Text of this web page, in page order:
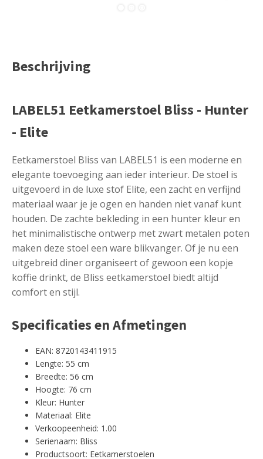
Beschrijving
LABEL51 Eetkamerstoel Bliss - Hunter
- Elite
Eetkamerstoel Bliss van LABEL51 is een moderne en
elegante toevoeging aan ieder interieur. De stoel is
uitgevoerd in de luxe stof Elite, een zacht en verfijnd
materiaal waar je je ogen en handen niet vanaf kunt
houden. De zachte bekleding in een hunter kleur en
het minimalistische ontwerp met zwart metalen poten
maken deze stoel een ware blikvanger. Of je nu een
uitgebreid diner organiseert of gewoon een kopje
koffie drinkt, de Bliss eetkamerstoel biedt altijd
comfort en stijl.
Specificaties en Afmetingen
EAN: 8720143411915
Lengte: 55 cm
Breedte: 56 cm
Hoogte: 76 cm
Kleur: Hunter
Materiaal: Elite
Verkoopeenheid: 1.00
Serienaam: Bliss
Productsoort: Eetkamerstoelen